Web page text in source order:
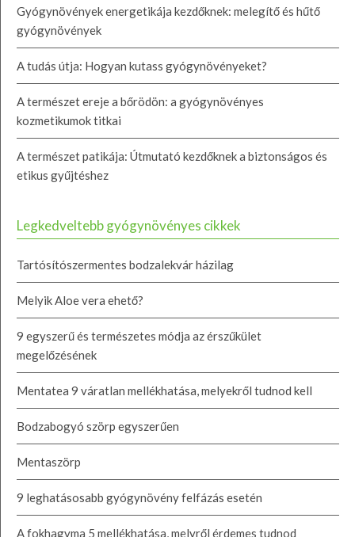
Gyógynövények energetikája kezdőknek: melegítő és hűtő
gyógynövények
A tudás útja: Hogyan kutass gyógynövényeket?
A természet ereje a bőrödön: a gyógynövényes
kozmetikumok titkai
A természet patikája: Útmutató kezdőknek a biztonságos és
etikus gyűjtéshez
Legkedveltebb gyógynövényes cikkek
Tartósítószermentes bodzalekvár házilag
Melyik Aloe vera ehető?
9 egyszerű és természetes módja az érszűkület
megelőzésének
Mentatea 9 váratlan mellékhatása, melyekről tudnod kell
Bodzabogyó szörp egyszerűen
Mentaszörp
9 leghatásosabb gyógynövény felfázás esetén
A fokhagyma 5 mellékhatása, melyről érdemes tudnod